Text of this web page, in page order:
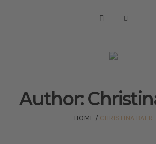
Author:
HOME / CHRISTINA BAER